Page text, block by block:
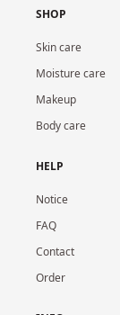
SHOP
Skin care
Moisture care
Makeup
Body care
HELP
Notice
FAQ
Contact
Order